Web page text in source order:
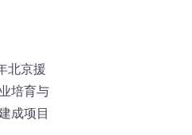
北京援
培育与
成项目